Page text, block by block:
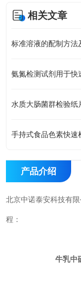
相关文章
标准溶液的配制方法
水质大肠菌群检验纸
手持式食品色素快速
产品介绍
北京中诺泰安科技有限
程：
牛乳中